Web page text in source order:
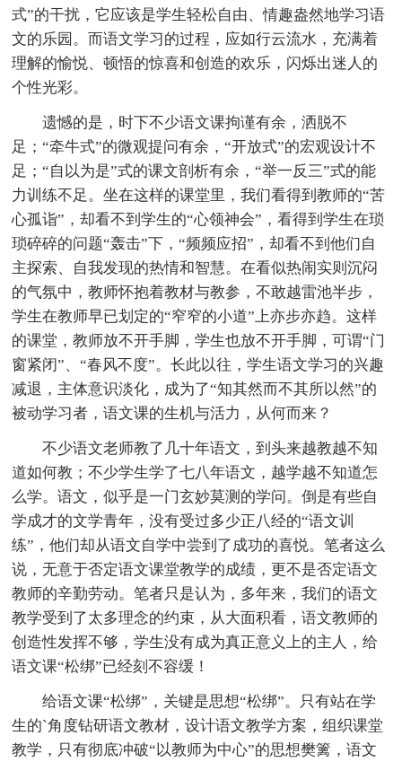
式”的干扰，它应该是学生轻松自由、情趣盎然地学习语
文的乐园。而语文学习的过程，应如行云流水，充满着
理解的愉悦、顿悟的惊喜和创造的欢乐，闪烁出迷人的
个性光彩。
遗憾的是，时下不少语文课拘谨有余，洒脱不
足；“牵牛式”的微观提问有余，“开放式”的宏观设计不
足；“自以为是”式的课文剖析有余，“举一反三”式的能
力训练不足。坐在这样的课堂里，我们看得到教师的“苦
心孤诣”，却看不到学生的“心领神会”，看得到学生在琐
琐碎碎的问题“轰击”下，“频频应招”，却看不到他们自
主探索、自我发现的热情和智慧。在看似热闹实则沉闷
的气氛中，教师怀抱着教材与教参，不敢越雷池半步，
学生在教师早已划定的“窄窄的小道”上亦步亦趋。这样
的课堂，教师放不开手脚，学生也放不开手脚，可谓“门
窗紧闭”、“春风不度”。长此以往，学生语文学习的兴趣
减退，主体意识淡化，成为了“知其然而不其所以然”的
被动学习者，语文课的生机与活力，从何而来？
不少语文老师教了几十年语文，到头来越教越不知
道如何教；不少学生学了七八年语文，越学越不知道怎
么学。语文，似乎是一门玄妙莫测的学问。倒是有些自
学成才的文学青年，没有受过多少正八经的“语文训
练”，他们却从语文自学中尝到了成功的喜悦。笔者这么
说，无意于否定语文课堂教学的成绩，更不是否定语文
教师的辛勤劳动。笔者只是认为，多年来，我们的语文
教学受到了太多理念的约束，从大面积看，语文教师的
创造性发挥不够，学生没有成为真正意义上的主人，给
语文课“松绑”已经刻不容缓！
给语文课“松绑”，关键是思想“松绑”。只有站在学
生的`角度钻研语文教材，设计语文教学方案，组织课堂
教学，只有彻底冲破“以教师为中心”的思想樊篱，语文